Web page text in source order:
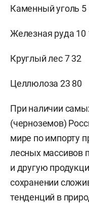
Каменный уголь 5
Железная руда 10
Круглый лес 7 32
Целлюлоза 23 80
При наличии
(черноземов)
мире по импорту
лесных массивов
и другую
сохранении
тенденций в